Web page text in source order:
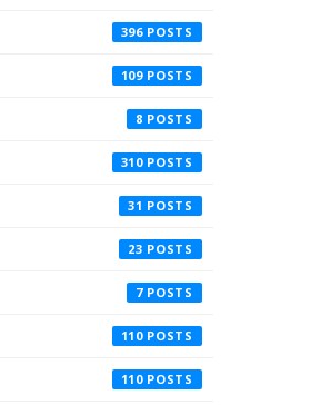
396
109
8
310
31
23
7
110
110